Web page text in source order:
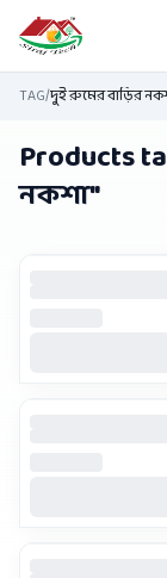
Skip to main content
TAG/দুই রুমের বাড়ির
Products
নকশা"